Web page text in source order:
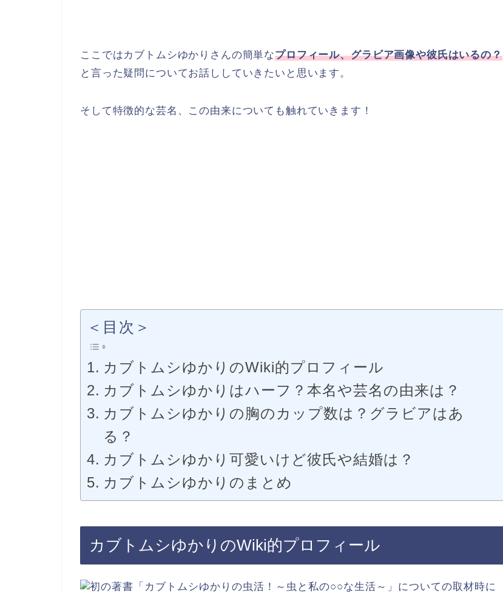
ここではカブトムシゆかりさんの簡単なプロフィール、グラビア画像や彼氏はいるの？
と言った疑問についてお話ししていきたいと思います。
そして特徴的な芸名、この由来についても触れていきます！
＜目次＞
カブトムシゆかりのWiki的プロフィール
カブトムシゆかりはハーフ？本名や芸名の由来は？
カブトムシゆかりの胸のカップ数は？グラビアはあ
る？
カブトムシゆかり可愛いけど彼氏や結婚は？
カブトムシゆかりのまとめ
カブトムシゆかりのWiki的プロフィール